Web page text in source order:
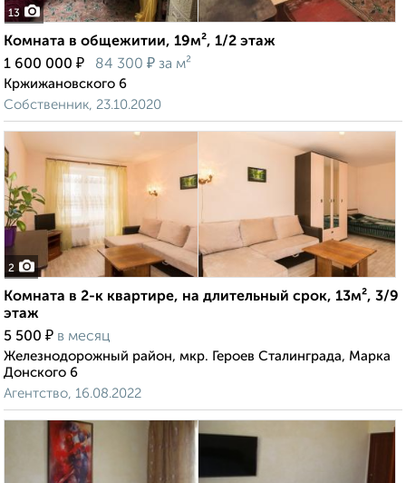
13
Комната в общежитии, 19м², 1/2 этаж
1 600 000 ₽ 84 300 ₽ за м²
Кржижановского 6
Собственник, 23.10.2020
2
Комната в 2-к квартире, на длительный срок, 13м², 3/9
этаж
5 500 ₽ в месяц
Железнодорожный район, мкр. Героев Сталинграда, Марка
Донского 6
Агентство, 16.08.2022